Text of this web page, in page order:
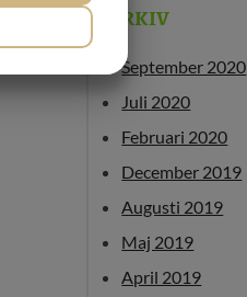
ARKIV
September 2020
Juli 2020
Februari 2020
December 2019
Augusti 2019
Maj 2019
April 2019